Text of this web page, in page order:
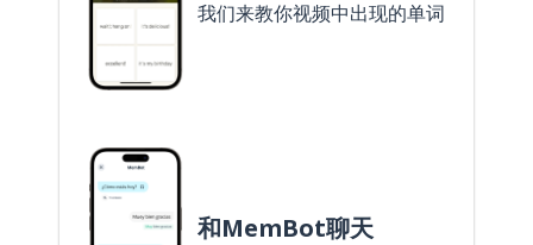
我们来教你视频中出现的单词
和MemBot聊天